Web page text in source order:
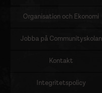
Organisation och Ekonomi
Jobba på Communityskolan
Kontakt
Integritetspolicy